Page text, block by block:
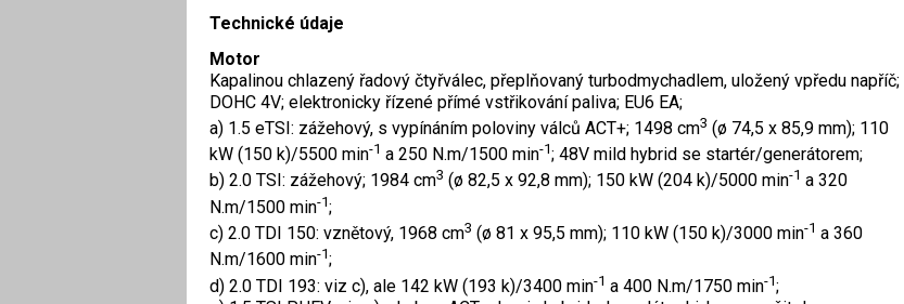
Technické údaje
Motor
Kapalinou chlazený řadový čtyřválec, přeplňovaný turbodmychadlem, uložený vpředu napříč;
DOHC 4V; elektronicky řízené přímé vstřikování paliva; EU6 EA;
a) 1.5 eTSI: zážehový, s vypínáním poloviny válců ACT+; 1498 cm3 (ø 74,5 x 85,9 mm); 110
kW (150 k)/5500 min-1 a 250 N.m/1500 min-1; 48V mild hybrid se startér/generátorem;
b) 2.0 TSI: zážehový; 1984 cm3 (ø 82,5 x 92,8 mm); 150 kW (204 k)/5000 min-1 a 320
N.m/1500 min-1;
c) 2.0 TDI 150: vznětový, 1968 cm3 (ø 81 x 95,5 mm); 110 kW (150 k)/3000 min-1 a 360
N.m/1600 min-1;
d) 2.0 TDI 193: viz c), ale 142 kW (193 k)/3400 min-1 a 400 N.m/1750 min-1;